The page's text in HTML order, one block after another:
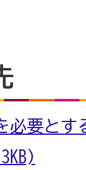
必要とす